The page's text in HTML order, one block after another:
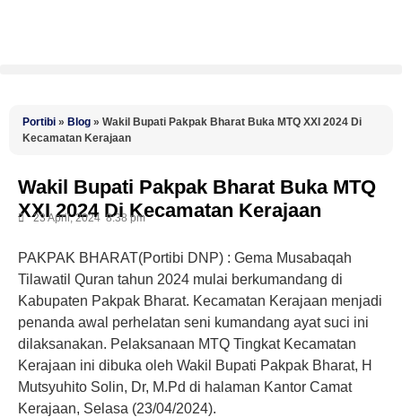
Portibi » Blog » Wakil Bupati Pakpak Bharat Buka MTQ XXI 2024 Di
Kecamatan Kerajaan
Wakil Bupati Pakpak Bharat Buka MTQ
XXI 2024 Di Kecamatan Kerajaan
23 April, 2024 8:38 pm
PAKPAK BHARAT(Portibi DNP) : Gema Musabaqah
Tilawatil Quran tahun 2024 mulai berkumandang di
Kabupaten Pakpak Bharat. Kecamatan Kerajaan menjadi
penanda awal perhelatan seni kumandang ayat suci ini
dilaksanakan. Pelaksanaan MTQ Tingkat Kecamatan
Kerajaan ini dibuka oleh Wakil Bupati Pakpak Bharat, H
Mutsyuhito Solin, Dr, M.Pd di halaman Kantor Camat
Kerajaan, Selasa (23/04/2024).